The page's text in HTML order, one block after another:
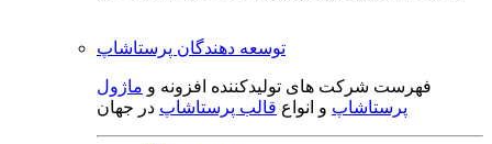
توسعه دهندگان پرستاشاپ
فهرست شرکت های تولیدکننده افزونه و ماژول
پرستاشاپ و انواع قالب پرستاشاپ در جهان